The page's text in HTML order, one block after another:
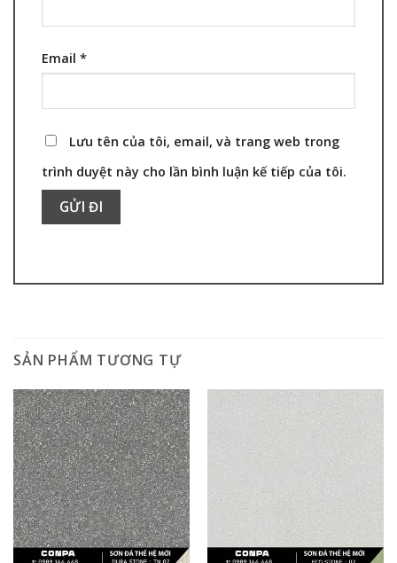
Email *
Lưu tên của tôi, email, và trang web trong
trình duyệt này cho lần bình luận kế tiếp của tôi.
SẢN PHẨM TƯƠNG TỰ